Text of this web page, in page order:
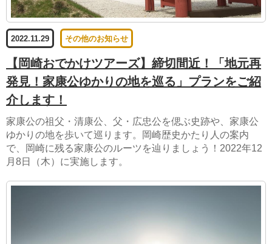
2022.11.29 その他のお知らせ
【岡崎おでかけツアーズ】締切間近！「地元再
発見！家康公ゆかりの地を巡る」プランをご紹
介します！
家康公の祖父・清康公、父・広忠公を偲ぶ史跡や、家康公
ゆかりの地を歩いて巡ります。岡崎歴史かたり人の案内
で、岡崎に残る家康公のルーツを辿りましょう！2022年12
月8日（木）に実施します。